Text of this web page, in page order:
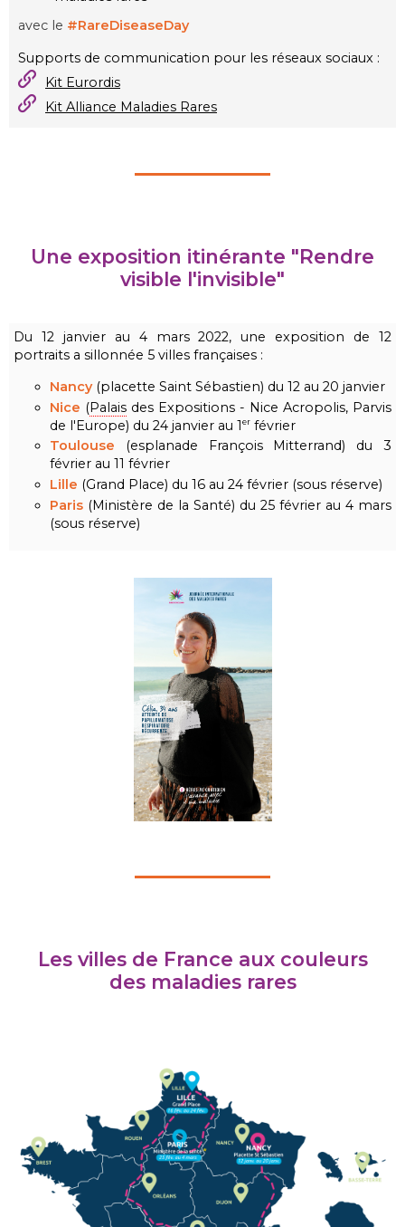
avec le #RareDiseaseDay
Supports de communication pour les réseaux sociaux :
Kit Eurordis
Kit Alliance Maladies Rares
Une exposition itinérante "Rendre
visible l'invisible"
Du 12 janvier au 4 mars 2022, une exposition de 12
portraits a sillonnée 5 villes françaises :
Nancy(placette Saint Sébastien) du 12 au 20 janvier
Nice (Palais des Expositions - Nice Acropolis, Parvis
de l'Europe) du 24 janvier au 1 er février
Toulouse (esplanade François Mitterrand) du 3
février au 11 février
Lille (Grand Place) du 16 au 24 février (sous réserve)
Paris (Ministère de la Santé) du 25 février au 4 mars
(sous réserve)
Les villes de France aux couleurs
des maladies rares